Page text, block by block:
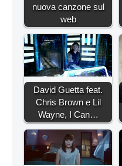
nuova canzone sul
web
David Guetta feat.
Chris Brown e Lil
Wayne, I Can…